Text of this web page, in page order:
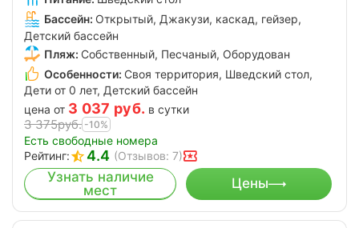
Бассейн: Открытый, Джакузи, каскад, гейзер,
Детский бассейн
Пляж: Собственный, Песчаный, Оборудован
Особенности: Своя территория, Шведский стол,
Дети от 0 лет, Детский бассейн
цена от 3 037 руб. в сутки
3 375руб. -10%
Есть свободные номера
Рейтинг:
4.4 (Отзывов: 7)
Узнать наличие
мест
Цены